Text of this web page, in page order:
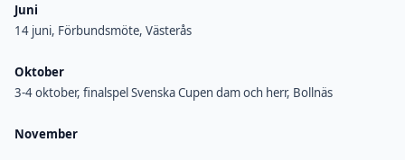
Juni
14 juni, Förbundsmöte, Västerås
Oktober
3-4 oktober, finalspel Svenska Cupen dam och herr, Bollnäs
November